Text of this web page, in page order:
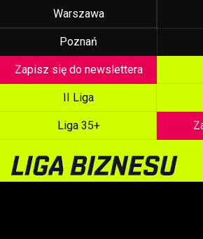
Warszawa
Poznań
Zapisz się do newslettera
II Liga
Liga 35+